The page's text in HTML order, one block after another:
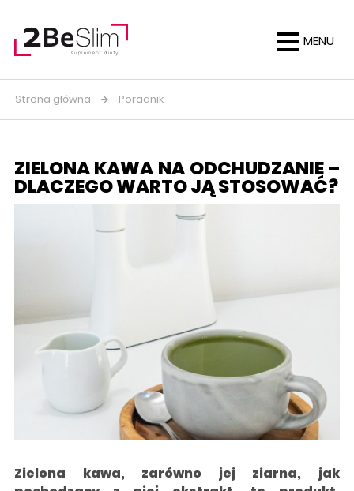
MENU
Strona główna Poradnik
ZIELONA KAWA NA ODCHUDZANIE –
DLACZEGO WARTO JĄ STOSOWAĆ?
Zielona kawa, zarówno jej ziarna, jak